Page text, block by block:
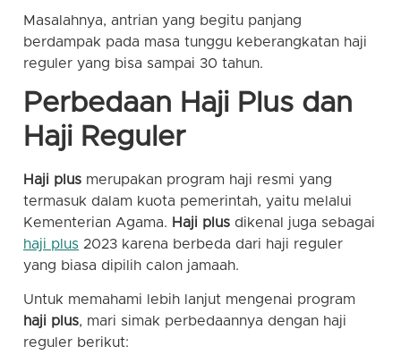
Masalahnya, antrian yang begitu panjang
berdampak pada masa tunggu keberangkatan haji
reguler yang bisa sampai 30 tahun.
Perbedaan Haji Plus dan
Haji Reguler
Haji plus merupakan program haji resmi yang
termasuk dalam kuota pemerintah, yaitu melalui
Kementerian Agama. Haji plus dikenal juga sebagai
haji plus 2023 karena berbeda dari haji reguler
yang biasa dipilih calon jamaah.
Untuk memahami lebih lanjut mengenai program
haji plus, mari simak perbedaannya dengan haji
reguler berikut: